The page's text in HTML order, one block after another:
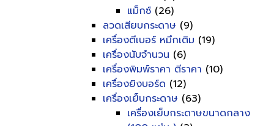
แม็กซ์ (26)
ลวดเสียบกระดาษ (9)
เครื่องตีเบอร์ หมึกเติม (19)
เครื่องนับจำนวน (6)
เครื่องพิมพ์ราคา ตีราคา (10)
เครื่องยิงบอร์ด (12)
เครื่องเย็บกระดาษ (63)
เครื่องเย็บกระดาษขนาดกลาง